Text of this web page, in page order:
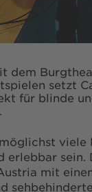
dem
setzt
für blinde
viele
erlebbar sein.
mit